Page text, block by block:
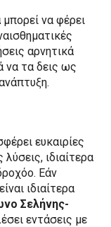
μπορεί να φέρει
αρνητικά
να τα δεις ως
ευκαιρίες
λύσεις, ιδιαίτερα
Εάν
ιδιαίτερα
Σελήνης-
εντάσεις με